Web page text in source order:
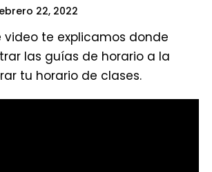
22, 2022
video te explicamos donde
las guías de horario a la
tu horario de clases.